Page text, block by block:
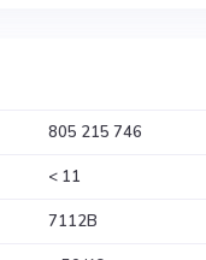
805 215 746
< 11
7112B